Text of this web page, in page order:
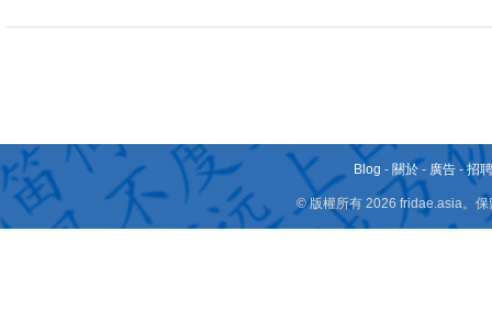
Blog - 關於 - 廣告 -招
© 版權所有 2026 fridae.asia。